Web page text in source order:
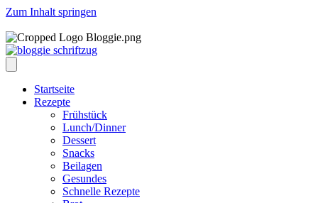
Zum Inhalt springen
Startseite
Rezepte
Frühstück
Lunch/Dinner
Dessert
Snacks
Beilagen
Gesundes
Schnelle Rezepte